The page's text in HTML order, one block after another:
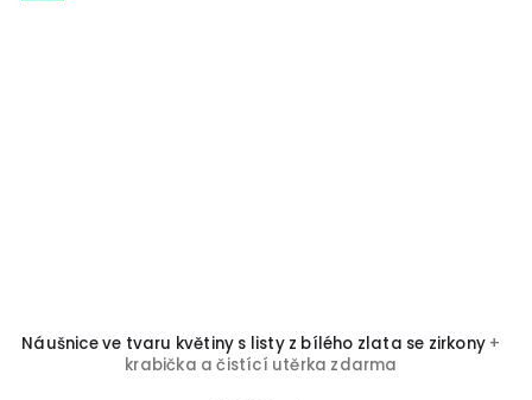
Náušnice ve tvaru květiny s listy z bílého zlata se zirkony +
krabička a čistící utěrka zdarma